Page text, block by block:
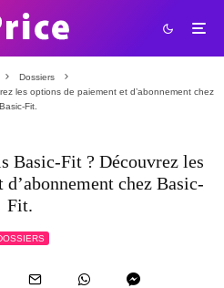
Dossiers
les options de paiement et d’abonnement chez
Basic-Fit.
Basic-Fit ? Découvrez les
chez Basic-
Fit.